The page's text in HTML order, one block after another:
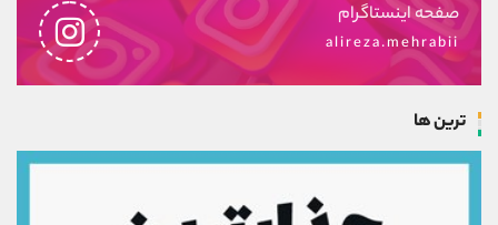
صفحه اینستاگرام
alireza.mehrabii
ترین ها